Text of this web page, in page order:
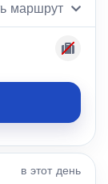
маршрут
в этот день